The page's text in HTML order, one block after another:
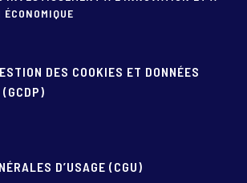
DES COOKIES ET DONNÉES
(GCDP)
D’USAGE (CGU)